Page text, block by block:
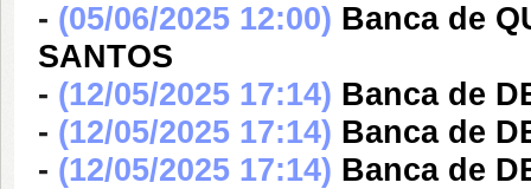
- (05/06/2025 12:00) Banca de
SANTOS
- (12/05/2025 17:14) Banca de
- (12/05/2025 17:14) Banca de
- (12/05/2025 17:14) Banca de